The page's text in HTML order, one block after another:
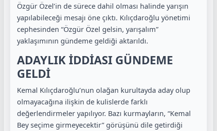
Özgür Özel’in de sürece dahil olması halinde yarışın
yapılabileceği mesajı öne çıktı. Kılıçdaroğlu yönetimi
cephesinden “Özgür Özel gelsin, yarışalım”
yaklaşımının gündeme geldiği aktarıldı.
ADAYLIK İDDİASI GÜNDEME
GELDİ
Kemal Kılıçdaroğlu’nun olağan kurultayda aday olup
olmayacağına ilişkin de kulislerde farklı
değerlendirmeler yapılıyor. Bazı kurmayların, “Kemal
Bey seçime girmeyecektir” görüşünü dile getirdiği